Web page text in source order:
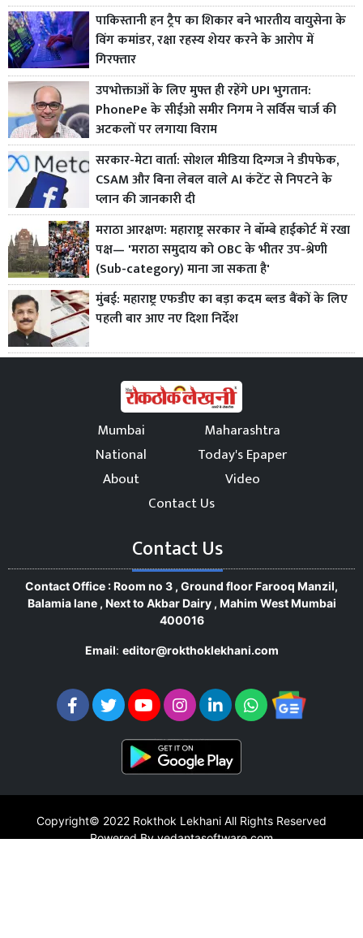
पाकिस्तानी हन ट्रैप का शिकार बने भारतीय वायुसेना के
विंग कमांडर, रक्षा रहस्य शेयर करने के आरोप में
गिरफ्तार
उपभोक्ताओं के लिए मुफ्त ही रहेंगे UPI भुगतान:
PhonePe के सीईओ समीर निगम ने सर्विस चार्ज की
अटकलों पर लगाया विराम
सरकार-मेटा वार्ता: सोशल मीडिया दिग्गज ने डीपफेक,
CSAM और बिना लेबल वाले AI कंटेंट से निपटने के
प्लान की जानकारी दी
मराठा आरक्षण: महाराष्ट्र सरकार ने बॉम्बे हाईकोर्ट में रखा
पक्ष— 'मराठा समुदाय को OBC के भीतर उप-श्रेणी
(Sub-category) माना जा सकता है'
मुंबई: महाराष्ट्र एफडीए का बड़ा कदम ब्लड बैंकों के लिए
पहली बार आए नए दिशा निर्देश
Mumbai
Maharashtra
National
Today's Epaper
About
Video
Contact Us
Contact Us
Contact Office : Room no 3 , Ground floor Farooq Manzil,
Balamia lane , Next to Akbar Dairy , Mahim West Mumbai
400016
Email: editor@rokthoklekhani.com
Copyright© 2022 Rokthok Lekhani All Rights Reserved
Powered By vedantasoftware.com